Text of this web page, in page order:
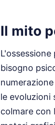
Il mito
bisogno
le evoluzioni
colmare con